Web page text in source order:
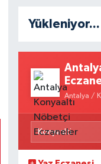
Yükleniyor...
Antalya /